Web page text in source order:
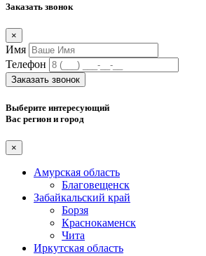
Заказать звонок
×
Имя
Телефон
Заказать звонок
Выберите интересующий
Вас регион и город
×
Амурская область
Благовещенск
Забайкальский край
Борзя
Краснокаменск
Чита
Иркутская область